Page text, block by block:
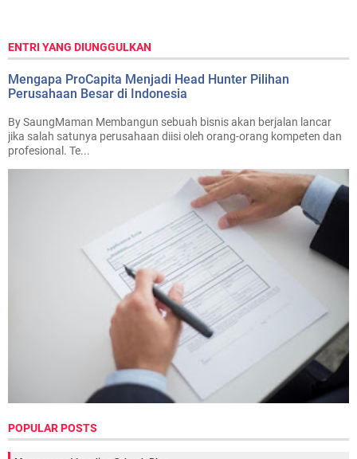
ENTRI YANG DIUNGGULKAN
Mengapa ProCapita Menjadi Head Hunter Pilihan
Perusahaan Besar di Indonesia
By SaungMaman Membangun sebuah bisnis akan berjalan lancar
jika salah satunya perusahaan diisi oleh orang-orang kompeten dan
profesional. Te...
POPULAR POSTS